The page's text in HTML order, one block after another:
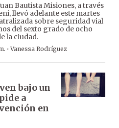
Bautista Misiones, a través
llevó adelante este martes
sobre seguridad vial
del sexto grado de ocho
la ciudad.
·Vanessa Rodríguez
bajo un
a
en